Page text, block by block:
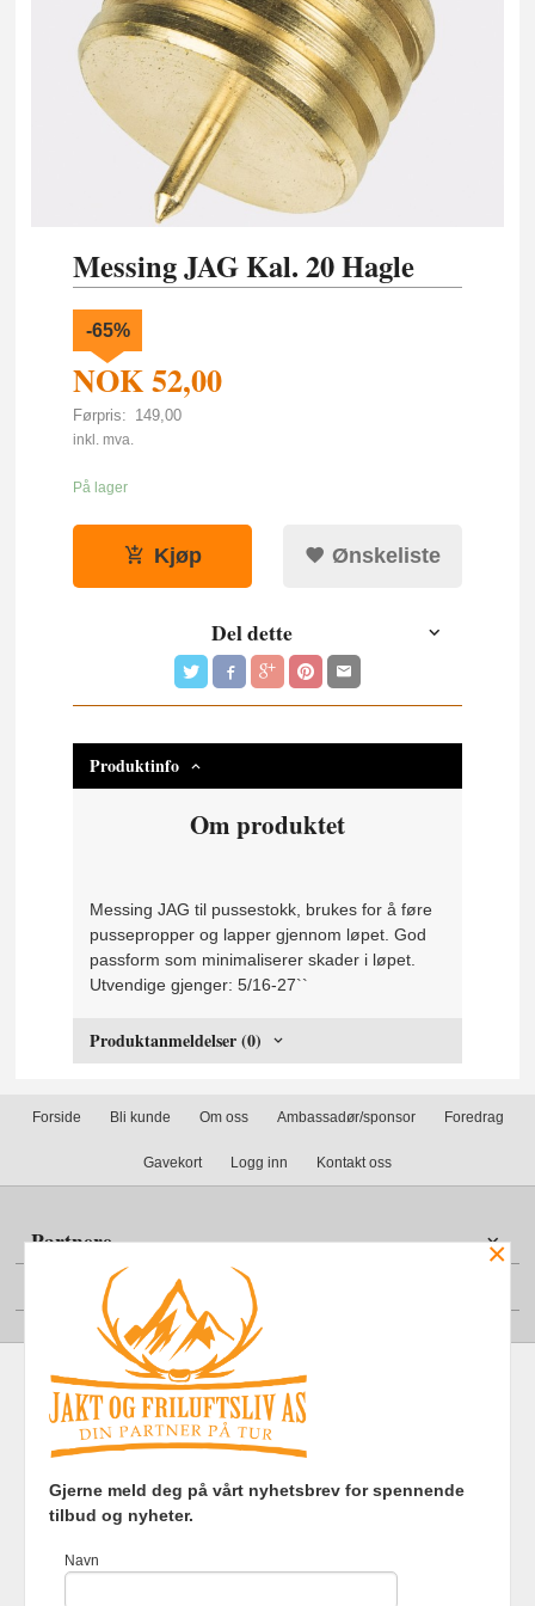
Messing JAG Kal. 20 Hagle
NOK52,00
Førpris: 149,00
Rabatt
-65%
inkl. mva.
På lager
Kjøp Ønskeliste
Del dette
Produktinfo
Om produktet
Messing JAG til pussestokk, brukes for å føre
pussepropper og lapper gjennom løpet. God
passform som minimaliserer skader i løpet.
Utvendige gjenger: 5/16-27``
Produktanmeldelser (0)
Forside Bli kunde Om oss Ambassadør/sponsor Foredrag
Gavekort Logg inn Kontakt oss
Partnere
Din konto
Frakt Kjøpsbetingelser Sikkerhet og personvern
Nyhetsbrev
Foretaksregisteret 920903363
×
Gjerne meld deg på vårt nyhetsbrev for spennende
tilbud og nyheter.
Navn